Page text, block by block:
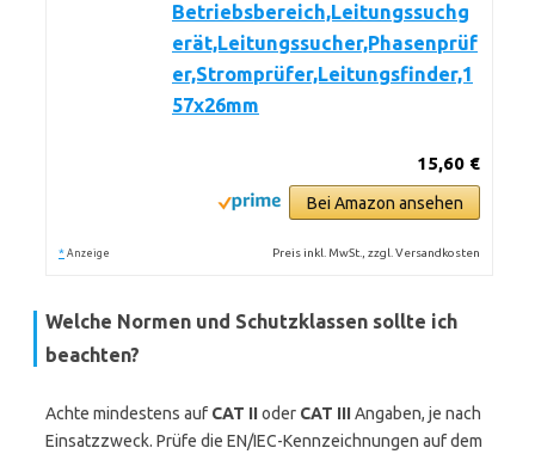
Betriebsbereich,Leitungssuchg
erät,Leitungssucher,Phasenprüf
er,Stromprüfer,Leitungsfinder,1
57x26mm
15,60 €
Bei Amazon ansehen
* Anzeige Preis inkl. MwSt., zzgl. Versandkosten
Welche Normen und Schutzklassen sollte ich
beachten?
Achte mindestens auf CAT IIoder CAT IIIAngaben, je nach
Einsatzzweck. Prüfe die EN/IEC-Kennzeichnungen auf dem